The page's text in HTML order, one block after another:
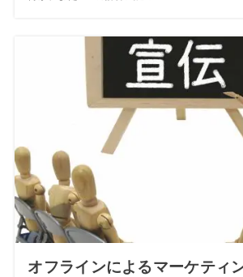
オフラインによるマーケティ